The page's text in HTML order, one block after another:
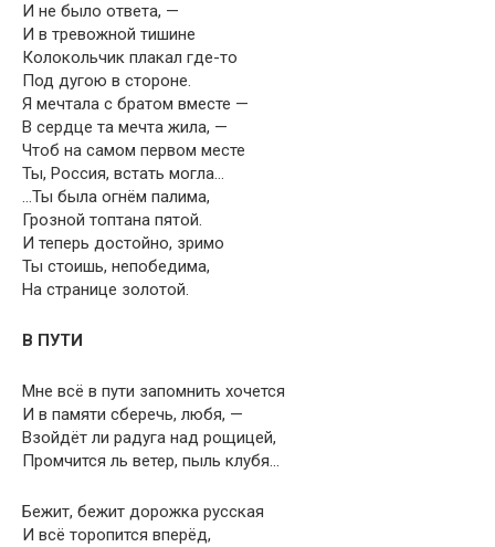
И не было ответа, —
И в тревожной тишине
Колокольчик плакал где-то
Под дугою в стороне.
Я мечтала с братом вместе —
В сердце та мечта жила, —
Чтоб на самом первом месте
Ты, Россия, встать могла…
…Ты была огнём палима,
Грозной топтана пятой.
И теперь достойно, зримо
Ты стоишь, непобедима,
На странице золотой.
В ПУТИ
Мне всё в пути запомнить хочется
И в памяти сберечь, любя, —
Взойдёт ли радуга над рощицей,
Промчится ль ветер, пыль клубя…
Бежит, бежит дорожка русская
И всё торопится вперёд,